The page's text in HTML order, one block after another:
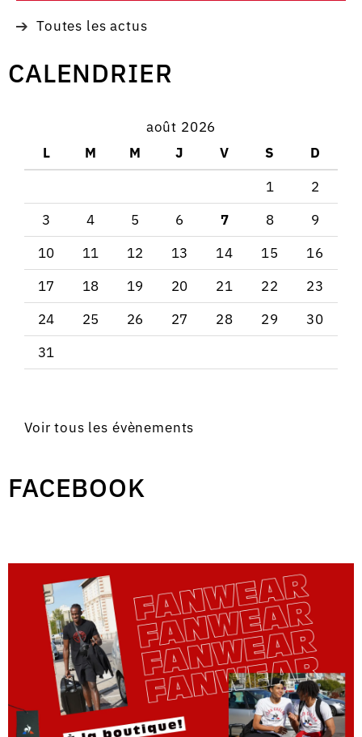
Toutes les actus
CALENDRIER
août 2026
L
M M J V S
D
1
2
3
4 5 6 7 8
9
10
11 12 13 14 15
16
17
18 19 20 21 22
23
24
25 26 27 28 29
30
31
Voir tous les évènements
FACEBOOK